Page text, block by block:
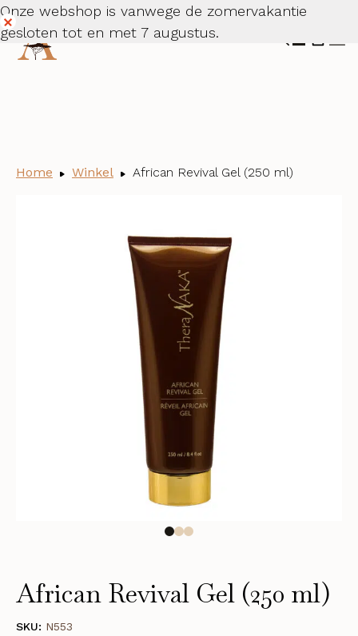
Onze webshop is vanwege de zomervakantie
gesloten tot en met 7 augustus.
Dismiss
Home Winkel African Revival Gel (250 ml)
African Revival Gel (250 ml)
SKU: N553